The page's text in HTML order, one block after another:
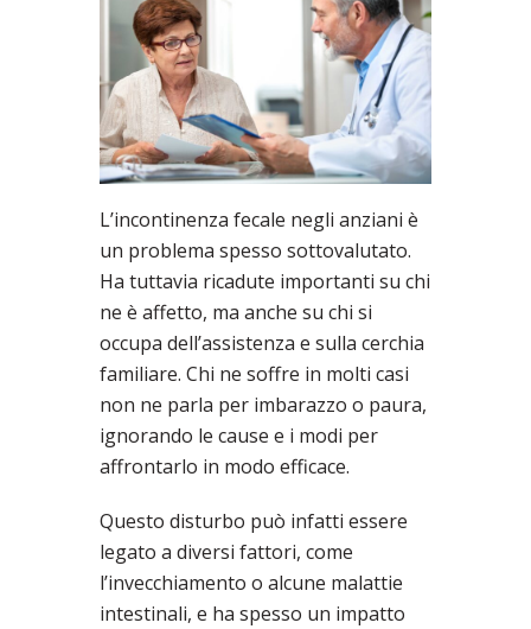
L’incontinenza fecale negli anziani è
un problema spesso sottovalutato.
Ha tuttavia ricadute importanti su chi
ne è affetto, ma anche su chi si
occupa dell’assistenza e sulla cerchia
familiare. Chi ne soffre in molti casi
non ne parla per imbarazzo o paura,
ignorando le cause e i modi per
affrontarlo in modo efficace.
Questo disturbo può infatti essere
legato a diversi fattori, come
l’invecchiamento o alcune malattie
intestinali, e ha spesso un impatto